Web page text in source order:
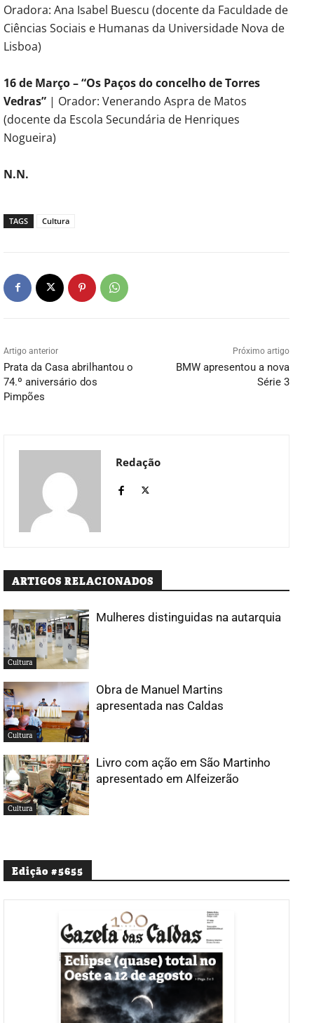
Oradora: Ana Isabel Buescu (docente da Faculdade de
Ciências Sociais e Humanas da Universidade Nova de
Lisboa)
16 de Março – “Os Paços do concelho de Torres
Vedras” | Orador: Venerando Aspra de Matos
(docente da Escola Secundária de Henriques
Nogueira)
N.N.
TAGS Cultura
Artigo anterior
Prata da Casa abrilhantou o
74.º aniversário dos
Pimpões
Próximo artigo
BMW apresentou a nova
Série 3
Redação
ARTIGOS RELACIONADOS
Cultura
Mulheres distinguidas na autarquia
Cultura
Obra de Manuel Martins
apresentada nas Caldas
Cultura
Livro com ação em São Martinho
apresentado em Alfeizerão
Edição #5655